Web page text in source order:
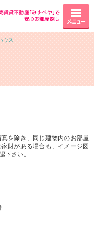
賃貸不動産｢みずべや｣で
安心お部屋探し
メニュー
ウス
を除き、同じ建物内のお部屋
財がある場合も、イメージ図
下さい。